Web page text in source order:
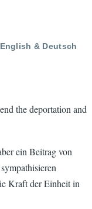
& Deutsch
the deportation and
ein Beitrag von
Kraft der Einheit in